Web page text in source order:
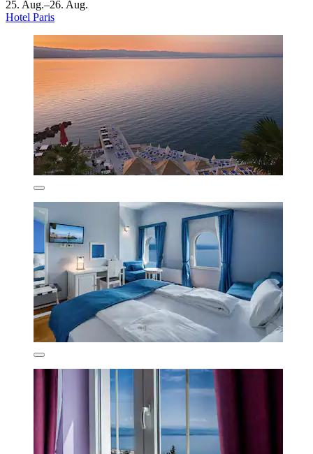
25. Aug.–26. Aug.
Hotel Paris